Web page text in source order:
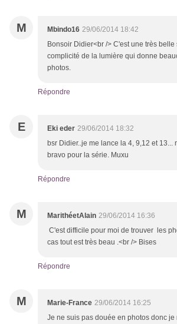
M Mbindo16 29/06/2014 18:42
Bonsoir Didier<br /> C'est une très belle
complicité de la lumière qui donne
photos.
Répondre
E Eki eder 29/06/2014 18:32
bsr Didier..je me lance la 4, 9,12 et 13...
bravo pour la série. Muxu
Répondre
M MarithéetAlain 29/06/2014 16:36
C'est difficile pour moi de trouver les
cas tout est très beau .<br /> Bises
Répondre
M Marie-France 29/06/2014 16:25
Je ne suis pas douée en photos donc